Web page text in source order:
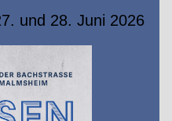
und 28. Juni 2026